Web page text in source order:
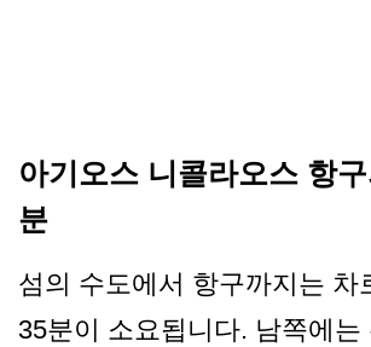
아기오스 니콜라오스 항
분
섬의 수도에서 항구까지는 차
35분이 소요됩니다. 남쪽에는